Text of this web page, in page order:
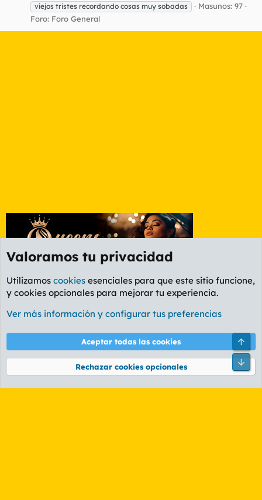
viejos tristes recordando cosas muy sobadas
Masunos: 97
Foro: Foro General
Etiquetas
Cookies
PL OLDSTYLE AMARILLO
Términos y reglas Política de privacidad Ayuda
Community platform by XenForo® © 2010-2026 XenForo Ltd.
Valoramos tu privacidad
Utilizamos cookies esenciales para que este sitio funcione,
y cookies opcionales para mejorar tu experiencia.
Ver más información y configurar tus preferencias
Aceptar todas las cookies
Rechazar cookies opcionales
Pie